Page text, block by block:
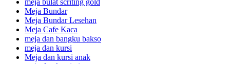
Meja Bundar
Meja Bundar Lesehan
Meja Cafe Kaca
meja dan bangku bakso
meja dan kursi
Meja dan kursi anak